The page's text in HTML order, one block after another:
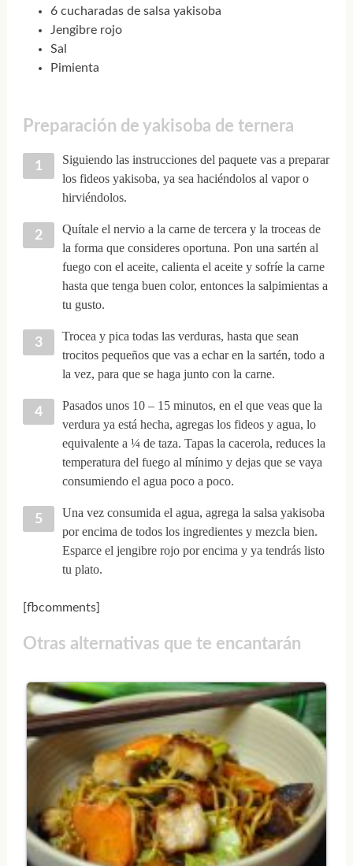
6 cucharadas de salsa yakisoba
Jengibre rojo
Sal
Pimienta
Preparación de yakisoba de ternera
Siguiendo las instrucciones del paquete vas a preparar
los fideos yakisoba, ya sea haciéndolos al vapor o
hirviéndolos.
Quítale el nervio a la carne de tercera y la troceas de
la forma que consideres oportuna. Pon una sartén al
fuego con el aceite, calienta el aceite y sofríe la carne
hasta que tenga buen color, entonces la salpimientas a
tu gusto.
Trocea y pica todas las verduras, hasta que sean
trocitos pequeños que vas a echar en la sartén, todo a
la vez, para que se haga junto con la carne.
Pasados unos 10 – 15 minutos, en el que veas que la
verdura ya está hecha, agregas los fideos y agua, lo
equivalente a ¼ de taza. Tapas la cacerola, reduces la
temperatura del fuego al mínimo y dejas que se vaya
consumiendo el agua poco a poco.
Una vez consumida el agua, agrega la salsa yakisoba
por encima de todos los ingredientes y mezcla bien.
Esparce el jengibre rojo por encima y ya tendrás listo
tu plato.
[fbcomments]
Otras alternativas que te encantarán